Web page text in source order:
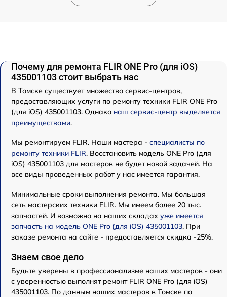
Почему для ремонта FLIR ONE Pro (для iOS)
435001103 стоит выбрать нас
В Томске существует множество сервис-центров,
предоставляющих услуги по ремонту техники FLIR ONE Pro
(для iOS) 435001103. Однако наш сервис-центр выделяется
преимуществами.
Мы ремонтируем FLIR. Наши мастера - специалисты по
ремонту техники FLIR. Восстановить модель ONE Pro (для
iOS) 435001103 для мастеров не будет новой задачей. На
все виды проведенных работ у нас имеется гарантия.
Минимальные сроки выполнения ремонта. Мы большая
сеть мастерских техники FLIR. Мы имеем более 20 тыс.
запчастей. И возможно на наших складах уже имеется
запчасть на модель ONE Pro (для iOS) 435001103. При
заказе ремонта на сайте - предоставляется скидка -25%.
Знаем свое дело
Будьте уверены в профессионализме наших мастеров - они
с уверенностью выполнят ремонт FLIR ONE Pro (для iOS)
435001103. По данным наших мастеров в Томске по